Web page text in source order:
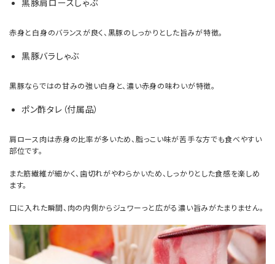
黒豚肩ロースしゃぶ
赤身と白身のバランスが良く、黒豚のしっかりとした旨みが特徴。
黒豚バラしゃぶ
黒豚ならではの甘みの強い白身と、濃い赤身の味わいが特徴。
ポン酢タレ（付属品）
肩ロース肉は赤身の比率が多いため、脂っこい味が苦手な方でも食べやすい
部位です。
また筋繊維が細かく、歯切れがやわらかいため、しっかりとした食感を楽しめ
ます。
口に入れた瞬間、肉の内側からジュワーっと広がる濃い旨みがたまりません。